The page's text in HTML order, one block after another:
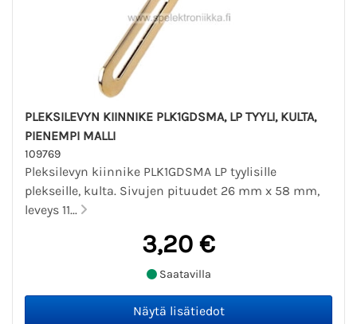
PLEKSILEVYN KIINNIKE PLK1GDSMA, LP TYYLI, KULTA,
PIENEMPI MALLI
109769
Pleksilevyn kiinnike PLK1GDSMA LP tyylisille
plekseille, kulta. Sivujen pituudet 26 mm x 58 mm,
leveys 11...
3,20 €
Saatavilla